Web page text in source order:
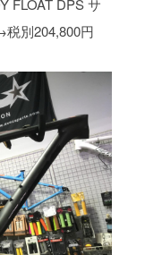
FLOAT DPS サ
税別204,800円